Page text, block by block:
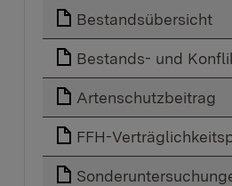
Bestandsübersicht
Bestands- und
Artenschutzbeitrag
FFH-